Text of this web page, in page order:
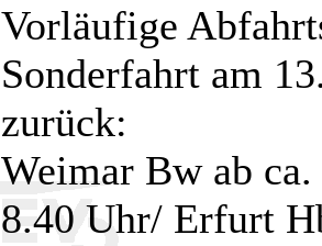
Vorläufige
Sonderfahrt am
zurück:
Weimar Bw ab
8.40 Uhr/ Erfurt